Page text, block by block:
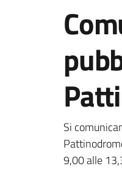
Si
9,00 alle